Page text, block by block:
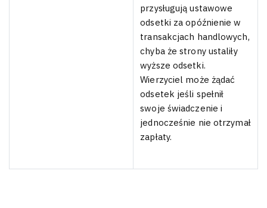
przysługują ustawowe
odsetki za opóźnienie w
transakcjach handlowych,
chyba że strony ustaliły
wyższe odsetki.
Wierzyciel może żądać
odsetek jeśli spełnił
swoje świadczenie i
jednocześnie nie otrzymał
zapłaty.